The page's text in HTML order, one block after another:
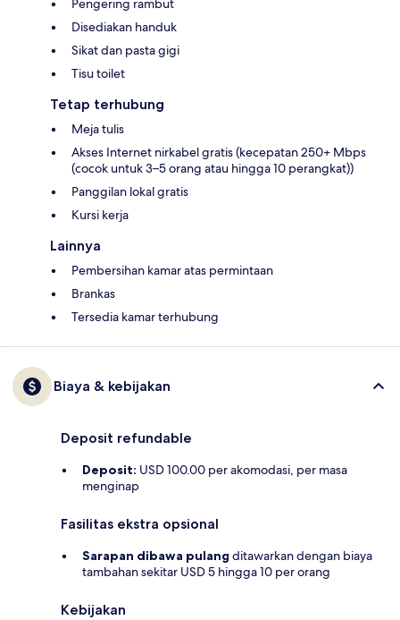
Pengering rambut
Disediakan handuk
Sikat dan pasta gigi
Tisu toilet
Tetap terhubung
Meja tulis
Akses Internet nirkabel gratis (kecepatan 250+ Mbps
(cocok untuk 3–5 orang atau hingga 10 perangkat))
Panggilan lokal gratis
Kursi kerja
Lainnya
Pembersihan kamar atas permintaan
Brankas
Tersedia kamar terhubung
Biaya & kebijakan
Deposit refundable
Deposit: USD 100.00 per akomodasi, per masa
menginap
Fasilitas ekstra opsional
Sarapan dibawa pulang ditawarkan dengan biaya
tambahan sekitar USD 5 hingga 10 per orang
Kebijakan